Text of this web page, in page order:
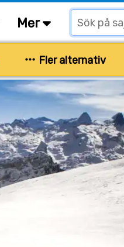
Mer
Fler alternativ